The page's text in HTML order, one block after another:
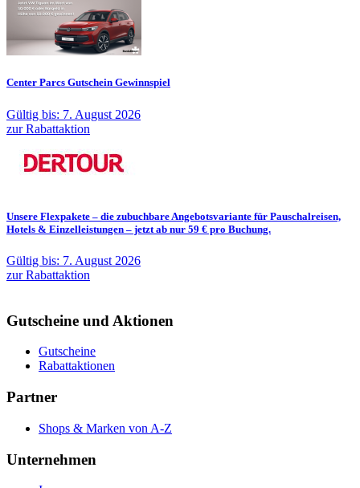
Center Parcs Gutschein Gewinnspiel
Gültig bis: 7. August 2026
zur Rabattaktion
Unsere Flexpakete – die zubuchbare Angebotsvariante für Pauschalreisen,
Hotels & Einzelleistungen – jetzt ab nur 59 € pro Buchung.
Gültig bis: 7. August 2026
zur Rabattaktion
Gutscheine und Aktionen
Gutscheine
Rabattaktionen
Partner
Shops & Marken von A-Z
Unternehmen